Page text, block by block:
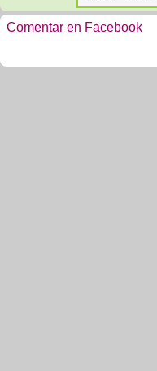
Comentar en Facebook